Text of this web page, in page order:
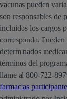
vacunas pueden
son responsables de
incluidos los cargos
corresponda.
determinados
términos del
llame al 800-722-
farmacias